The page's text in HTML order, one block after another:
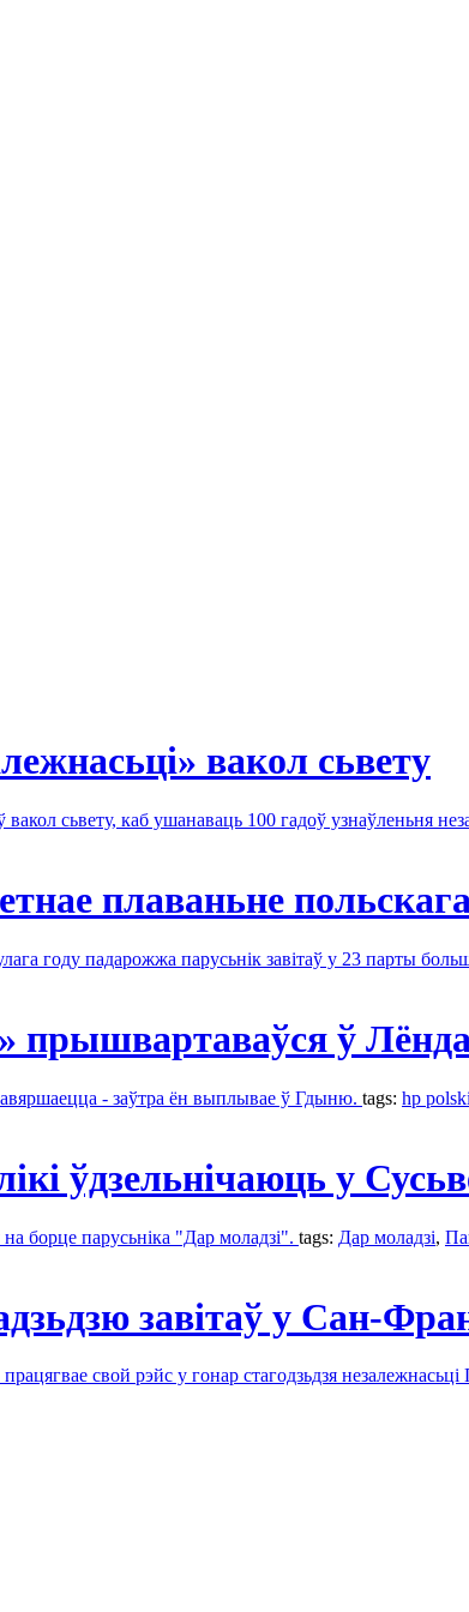
вакол сьвету
вакол сьвету, каб ушанаваць 100 гадоў узнаўленьня
плаваньне
году падарожжа парусьнік завітаў у 23 парты больш
прышвартаваўся ў
- заўтра ён выплывае ў Гдыню. tags: hp
ўдзельнічаюць у
борце парусьніка "Дар моладзі". tags: Дар моладзі,
завітаў у Сан-
свой рэйс у гонар стагодзьдзя